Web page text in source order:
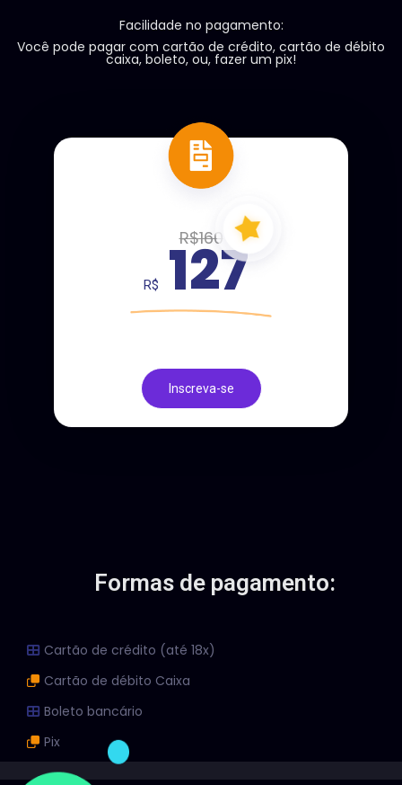
Facilidade no pagamento:
Você pode pagar com cartão de crédito, cartão de débito
caixa, boleto, ou, fazer um pix!
R$160
R$ 127
Inscreva-se
Formas de pagamento:
Cartão de crédito (até 18x)
Cartão de débito Caixa
Boleto bancário
Pix